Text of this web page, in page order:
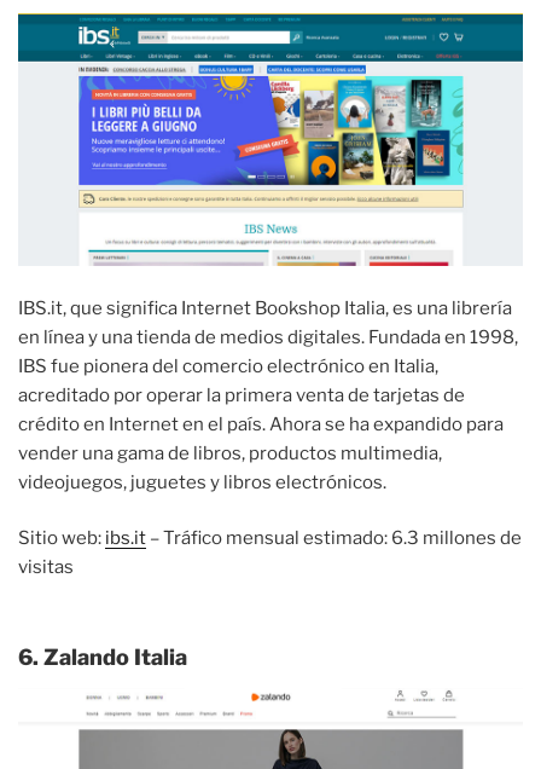
IBS.it, que significa Internet Bookshop Italia, es una librería
en línea y una tienda de medios digitales. Fundada en 1998,
IBS fue pionera del comercio electrónico en Italia,
acreditado por operar la primera venta de tarjetas de
crédito en Internet en el país. Ahora se ha expandido para
vender una gama de libros, productos multimedia,
videojuegos, juguetes y libros electrónicos.
Sitio web: ibs.it – Tráfico mensual estimado: 6.3 millones de
visitas
6. Zalando Italia